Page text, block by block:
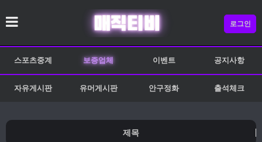
로그인
스포츠중계 보증업체 이벤트 공지사항
자유게시판 유머게시판 안구정화 출석체크
제목